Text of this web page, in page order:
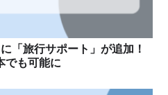
「旅行サポート」が追加！
でも可能に